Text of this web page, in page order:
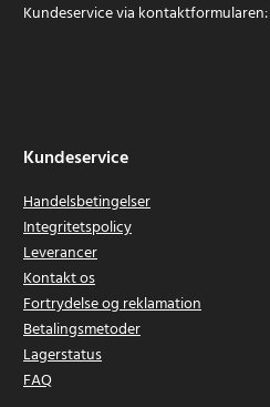
Kundeservice via kontaktformularen:
Kundeservice
Handelsbetingelser
Integritetspolicy
Leverancer
Kontakt os
Fortrydelse og reklamation
Betalingsmetoder
Lagerstatus
FAQ